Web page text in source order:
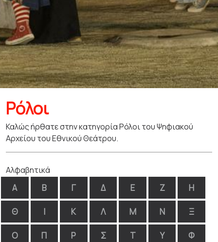
Ρόλοι
Καλώς ήρθατε στην κατηγορία Ρόλοι του Ψηφιακού
Αρχείου του Εθνικού Θεάτρου.
Αλφαβητικά
Α Β Γ Δ Ε Ζ Η
Θ Ι Κ Λ Μ Ν Ξ
Ο Π Ρ Σ Τ Υ Φ